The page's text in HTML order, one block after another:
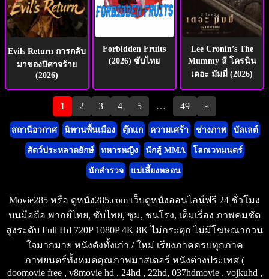
Evils Return การกลับ
มาของปีศาจร้าย
(2026)
Forbidden Fruits
(2026) ซับไทย
Lee Cronin’s The
Mummy ลี โครนิน
เดอะ มัมมี่ (2026)
Pagination
1 2 3 4 5 … 49 »
สถานีอวกาศ นิทานพื้นเมือง ตุ๊กแก ความเศร้า ช่างภาพ บัลเลต์
สัตว์ประหลาดยักษ์ ทหารหญิง นักสู้ MMA โลกเวทมนตร์
นักสำรวจ แม่เลี้ยงหลอน
Movie285 หรือ ดูหนัง285.com เว็บดูหนังออนไลน์ฟรี 24 ชั่วโมง
บนมือถือ พากย์ไทย, ซับไทย, ซูม, ชนโรง, เต็มเรื่อง ภาพคมชัด
สูงระดับ Full Hd 720P 1080P 4K 8K ไม่กระตุก ไม่มีโฆษณากวน
ใจมากมาย หนังดังทั้งเก่า / ใหม่ เรียงภาคครบทุกภาค
ภาพยนตร์ทั้งหมดคุณภาพมาสเตอร์ หนังต่างประเทศ (
doomovie free , v8movie hd , 24hd , 22hd, 037hdmovie , vojkuhd ,